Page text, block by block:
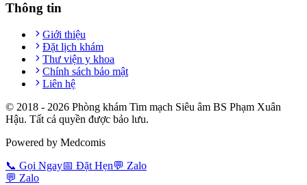
Thông tin
Giới thiệu
Đặt lịch khám
Thư viện y khoa
Chính sách bảo mật
Liên hệ
© 2018 - 2026 Phòng khám Tim mạch Siêu âm BS Phạm Xuân
Hậu. Tất cả quyền được bảo lưu.
Powered by Medcomis
📞 Gọi Ngay📅 Đặt Hẹn💬 Zalo
💬 Zalo